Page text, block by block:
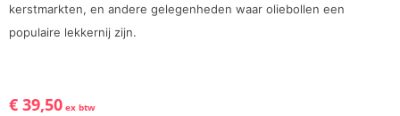
kerstmarkten, en andere gelegenheden waar oliebollen een
populaire lekkernij zijn.
€ 39,50 ex btw